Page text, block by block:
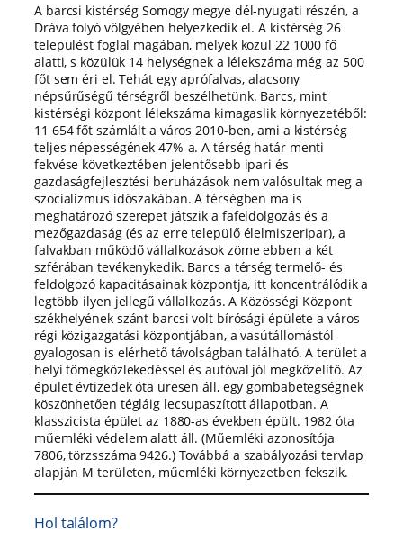
A barcsi kistérség Somogy megye dél-nyugati részén, a
Dráva folyó völgyében helyezkedik el. A kistérség 26
települést foglal magában, melyek közül 22 1000 fő
alatti, s közülük 14 helységnek a lélekszáma még az 500
főt sem éri el. Tehát egy aprófalvas, alacsony
népsűrűségű térségről beszélhetünk. Barcs, mint
kistérségi központ lélekszáma kimagaslik környezetéből:
11 654 főt számlált a város 2010-ben, ami a kistérség
teljes népességének 47%-a. A térség határ menti
fekvése következtében jelentősebb ipari és
gazdaságfejlesztési beruházások nem valósultak meg a
szocializmus időszakában. A térségben ma is
meghatározó szerepet játszik a fafeldolgozás és a
mezőgazdaság (és az erre települő élelmiszeripar), a
falvakban működő vállalkozások zöme ebben a két
szférában tevékenykedik. Barcs a térség termelő- és
feldolgozó kapacitásainak központja, itt koncentrálódik a
legtöbb ilyen jellegű vállalkozás. A Közösségi Központ
székhelyének szánt barcsi volt bírósági épülete a város
régi közigazgatási központjában, a vasútállomástól
gyalogosan is elérhető távolságban található. A terület a
helyi tömegközlekedéssel és autóval jól megközelítő. Az
épület évtizedek óta üresen áll, egy gombabetegségnek
köszönhetően tégláig lecsupaszított állapotban. A
klasszicista épület az 1880-as években épült. 1982 óta
műemléki védelem alatt áll. (Műemléki azonosítója
7806, törzsszáma 9426.) Továbbá a szabályozási tervlap
alapján M területen, műemléki környezetben fekszik.
Hol találom?